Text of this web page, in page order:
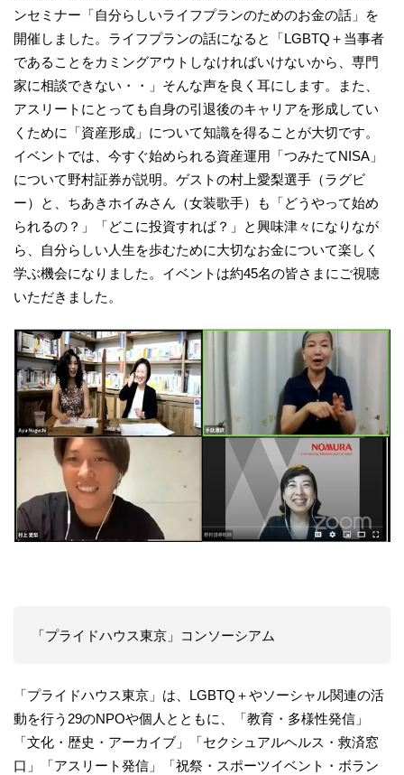
ンセミナー「自分らしいライフプランのためのお金の話」を
開催しました。ライフプランの話になると「LGBTQ＋当事者
であることをカミングアウトしなければいけないから、専門
家に相談できない・・」そんな声を良く耳にします。また、
アスリートにとっても自身の引退後のキャリアを形成してい
くために「資産形成」について知識を得ることが大切です。
イベントでは、今すぐ始められる資産運用「つみたてNISA」
について野村証券が説明。ゲストの村上愛梨選手（ラグビ
ー）と、ちあきホイみさん（女装歌手）も「どうやって始め
られるの？」「どこに投資すれば？」と興味津々になりなが
ら、自分らしい人生を歩むために大切なお金について楽しく
学ぶ機会になりました。イベントは約45名の皆さまにご視聴
いただきました。
「プライドハウス東京」コンソーシアム
「プライドハウス東京」は、LGBTQ＋やソーシャル関連の活
動を行う29のNPOや個人とともに、「教育・多様性発信」
「文化・歴史・アーカイブ」「セクシュアルヘルス・救済窓
口」「アスリート発信」「祝祭・スポーツイベント・ボラン